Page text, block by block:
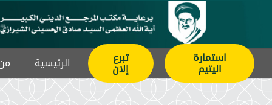
استمارة
اليتيم
تبرع
إلان الرئيسیة